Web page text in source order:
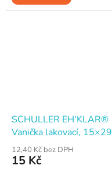
SCHULLER EH'KLAR®
Vanička lakovací, 15×29
cm
12,40 Kč bez DPH
15 Kč